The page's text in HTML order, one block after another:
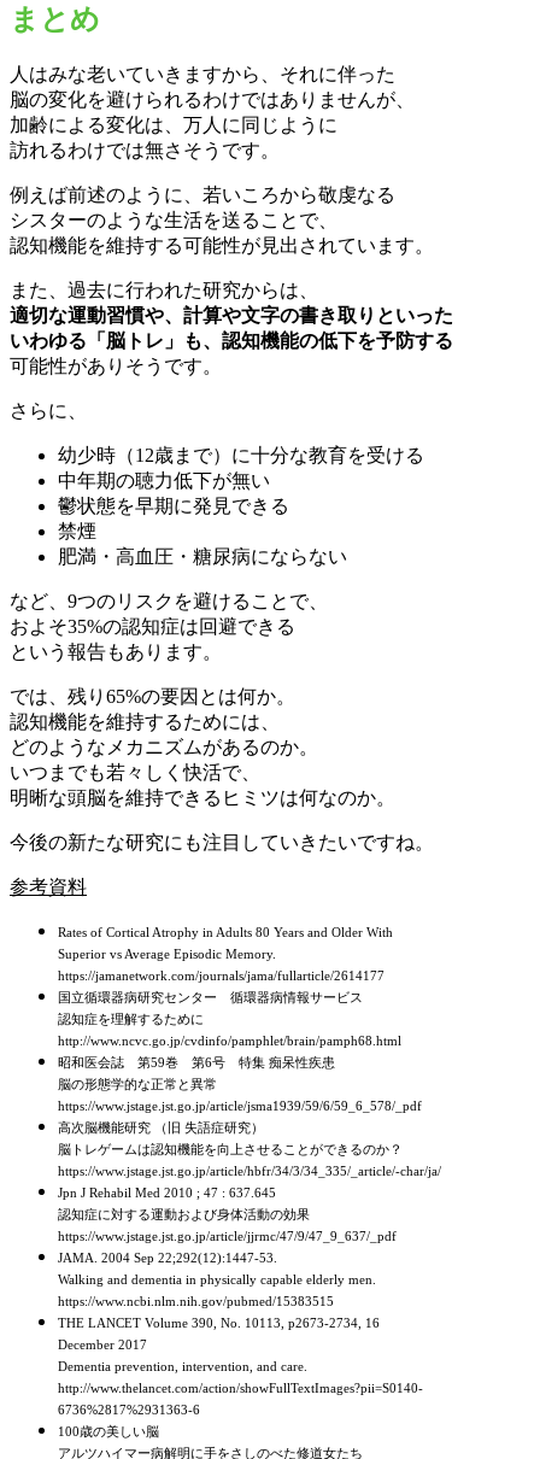
まとめ
人はみな老いていきますから、それに伴った
脳の変化を避けられるわけではありませんが、
加齢による変化は、万人に同じように
訪れるわけでは無さそうです。
例えば前述のように、若いころから敬虔なる
シスターのような生活を送ることで、
認知機能を維持する可能性が見出されています。
また、過去に行われた研究からは、
適切な運動習慣や、計算や文字の書き取りといった
いわゆる「脳トレ」も、認知機能の低下を予防する
可能性がありそうです。
さらに、
幼少時（12歳まで）に十分な教育を受ける
中年期の聴力低下が無い
鬱状態を早期に発見できる
禁煙
肥満・高血圧・糖尿病にならない
など、9つのリスクを避けることで、
およそ35%の認知症は回避できる
という報告もあります。
では、残り65%の要因とは何か。
認知機能を維持するためには、
どのようなメカニズムがあるのか。
いつまでも若々しく快活で、
明晰な頭脳を維持できるヒミツは何なのか。
今後の新たな研究にも注目していきたいですね。
参考資料
Rates of Cortical Atrophy in Adults 80 Years and Older With
Superior vs Average Episodic Memory.
https://jamanetwork.com/journals/jama/fullarticle/2614177
国立循環器病研究センター 循環器病情報サービス
認知症を理解するために
http://www.ncvc.go.jp/cvdinfo/pamphlet/brain/pamph68.html
昭和医会誌 第59巻 第6号 特集 痴呆性疾患
脳の形態学的な正常と異常
https://www.jstage.jst.go.jp/article/jsma1939/59/6/59_6_578/_pdf
高次脳機能研究 （旧 失語症研究）
脳トレゲームは認知機能を向上させることができるのか？
https://www.jstage.jst.go.jp/article/hbfr/34/3/34_335/_article/-char/ja/
Jpn J Rehabil Med 2010 ; 47 : 637.645
認知症に対する運動および身体活動の効果
https://www.jstage.jst.go.jp/article/jjrmc/47/9/47_9_637/_pdf
JAMA. 2004 Sep 22;292(12):1447-53.
Walking and dementia in physically capable elderly men.
https://www.ncbi.nlm.nih.gov/pubmed/15383515
THE LANCET Volume 390, No. 10113, p2673-2734, 16
December 2017
Dementia prevention, intervention, and care.
http://www.thelancet.com/action/showFullTextImages?pii=S0140-
6736%2817%2931363-6
100歳の美しい脳
アルツハイマー病解明に手をさしのべた修道女たち